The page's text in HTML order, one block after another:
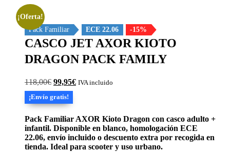
¡Oferta!
Pack Familiar
ECE 22.06 -15%
CASCO JET AXOR KIOTO
DRAGON PACK FAMILY
118,00€ El
precio
original
era:
118,00€.
99,95€El
99,95€.
IVA incluido
¡Envío gratis!
Pack Familiar AXOR Kioto Dragon con casco adulto +
infantil. Disponible en blanco, homologación ECE
22.06, envío incluido o descuento extra por recogida en
tienda. Ideal para scooter y uso urbano.